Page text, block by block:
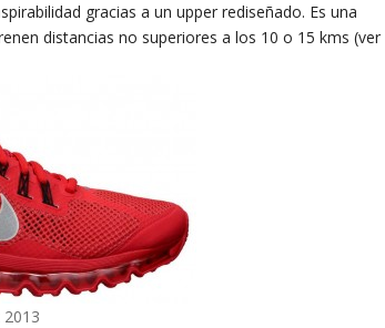
gracias a un upper rediseñado. Es una
distancias no superiores a los 10 o 15 kms (ver